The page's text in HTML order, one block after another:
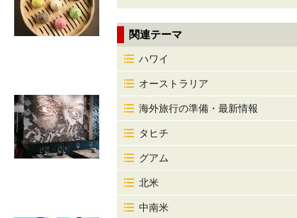
関連テーマ
ハワイ
オーストラリア
海外旅行の準備・最新情報
タヒチ
グアム
北米
中南米